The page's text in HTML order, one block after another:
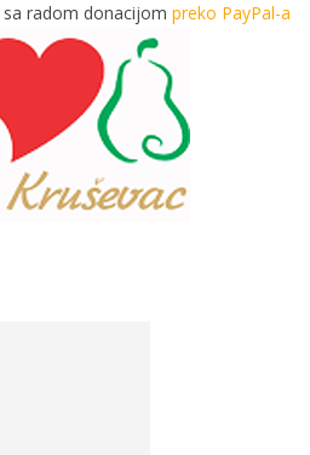
radom donacijom preko PayPal-a